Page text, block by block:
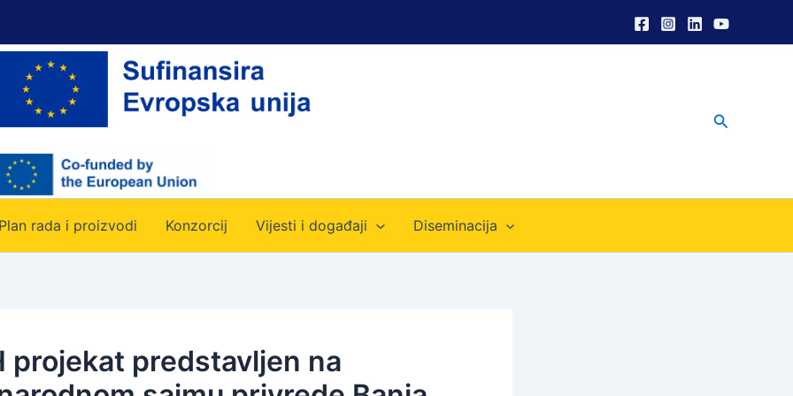
Search
Plan rada i proizvodi Konzorcij Vijesti i događaji Diseminacija
projekat predstavljen na